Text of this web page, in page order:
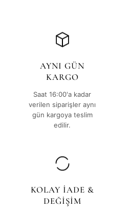
AYNI GÜN
KARGO
Saat 16:00'a kadar
verilen siparişler aynı
gün kargoya teslim
edilir.
KOLAY İADE &
DEĞİŞİM